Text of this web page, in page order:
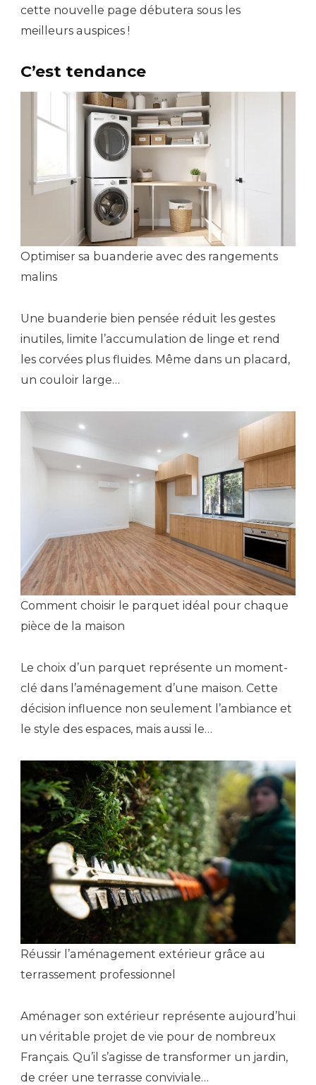
cette nouvelle page débutera sous les
meilleurs auspices !
C’est tendance
Optimiser sa buanderie avec des rangements
malins
Une buanderie bien pensée réduit les gestes
inutiles, limite l’accumulation de linge et rend
les corvées plus fluides. Même dans un placard,
un couloir large…
Comment choisir le parquet idéal pour chaque
pièce de la maison
Le choix d’un parquet représente un moment-
clé dans l’aménagement d’une maison. Cette
décision influence non seulement l’ambiance et
le style des espaces, mais aussi le…
Réussir l’aménagement extérieur grâce au
terrassement professionnel
Aménager son extérieur représente aujourd’hui
un véritable projet de vie pour de nombreux
Français. Qu’il s’agisse de transformer un jardin,
de créer une terrasse conviviale…